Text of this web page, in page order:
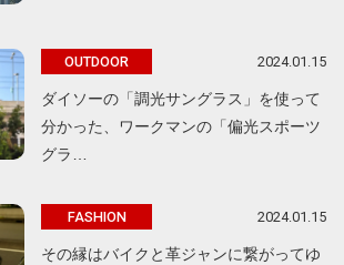
OUTDOOR 2024.01.15
ダイソーの「調光サングラス」を使って
分かった、ワークマンの「偏光スポーツ
グラ…
FASHION 2024.01.15
その縁はバイクと革ジャンに繋がってゆ